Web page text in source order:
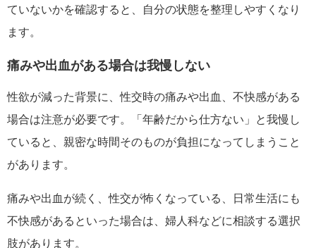
ていないかを確認すると、自分の状態を整理しやすくなり
ます。
痛みや出血がある場合は我慢しない
性欲が減った背景に、性交時の痛みや出血、不快感がある
場合は注意が必要です。「年齢だから仕方ない」と我慢し
ていると、親密な時間そのものが負担になってしまうこと
があります。
痛みや出血が続く、性交が怖くなっている、日常生活にも
不快感があるといった場合は、婦人科などに相談する選択
肢があります。